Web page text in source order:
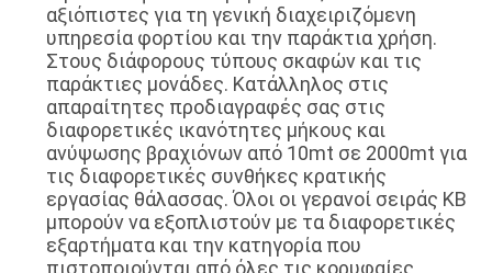
αξιόπιστες για τη γενική διαχειριζόμενη
υπηρεσία φορτίου και την παράκτια χρήση.
Στους διάφορους τύπους σκαφών και τις
παράκτιες μονάδες. Κατάλληλος στις
απαραίτητες προδιαγραφές σας στις
διαφορετικές ικανότητες μήκους και
ανύψωσης βραχιόνων από 10mt σε 2000mt για
τις διαφορετικές συνθήκες κρατικής
εργασίας θάλασσας. Όλοι οι γερανοί σειράς KB
μπορούν να εξοπλιστούν με τα διαφορετικές
εξαρτήματα και την κατηγορία που